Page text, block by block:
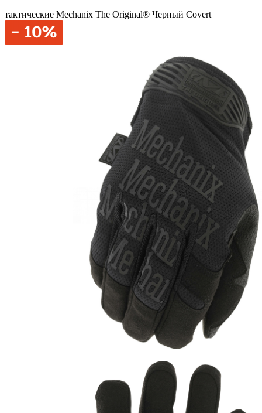
тактические Mechanix The Original® Черный Covert